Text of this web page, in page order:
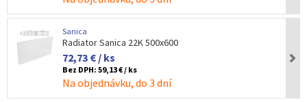
Sanica
Radiator Sanica 22K 500x600
72,73 € / ks
Bez DPH: 59,13 € / ks
Na objednávku, do 3 dní